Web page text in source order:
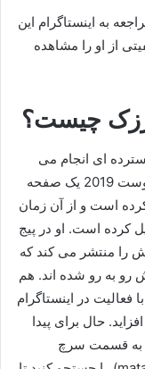
به اینستاگرام این
از او را مشاهده
چیست؟
ای انجام می
دهد. در این باره بهتر است که بدانید او در آگوست 2019 یک صفحه
است و از آن زمان
کرده است. او در پیج
را منتشر می‌ کند که
رو به‌ رو شده اند. هم
فعالیت در اینستاگرام
حال برای پیدا
به قسمت سرچ